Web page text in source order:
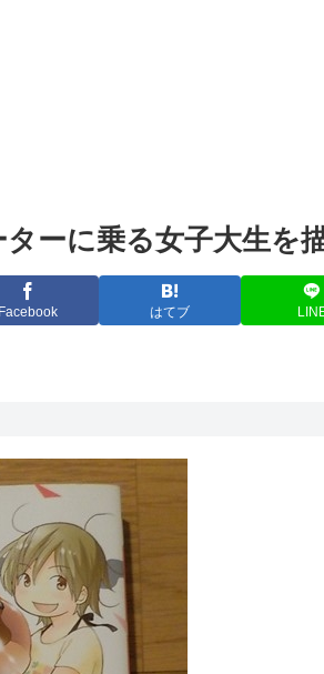
ーに乗る女子大生を
Facebook はてブ